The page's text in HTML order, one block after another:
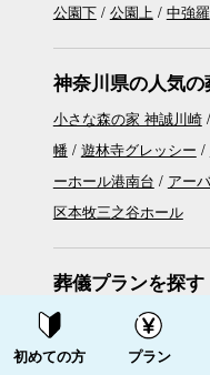
公園下
公園上 中強羅
神奈川県の人気
小さな森の家 神誠川崎
幡
遊林寺グレッシー
ーホール港南台
アー
区本牧三之谷ホール
葬儀プランを探す
これからの直葬 これ
れからの家族葬
資料請求
初めての方 プラン